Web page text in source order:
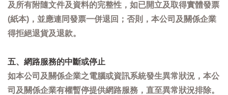
及所有附隨文件及資料的完整性，如已開立及取得實體發票
(紙本)，並應連同發票一併退回；否則，本公司及關係企業
得拒絕退貨及退款。
五、網路服務的中斷或停止
如本公司及關係企業之電腦或資訊系統發生異常狀況，本公
司及關係企業有權暫停提供網路服務，直至異常狀況排除。